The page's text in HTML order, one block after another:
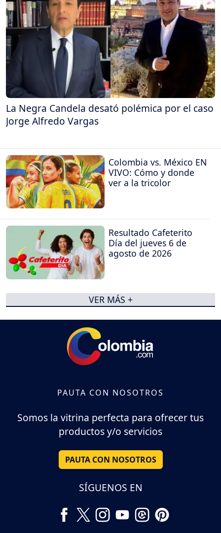
La Negra Candela desató polémica por el caso
Jorge Alfredo Vargas
Colombia vs. México EN
VIVO: Cómo y donde
ver a la tricolor
Resultado Cafeterito
Día del jueves 6 de
agosto de 2026
VER MÁS +
PAUTA CON NOSOTROS
Somos la vitrina perfecta para ofrecer tus
productos y/o servicios
PAUTA CON NOSOTROS
SÍGUENOS EN